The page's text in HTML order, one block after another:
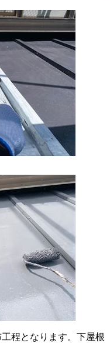
程となります。下屋根